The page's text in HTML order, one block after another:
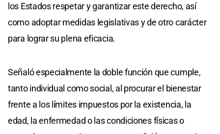
los Estados respetar y garantizar este derecho, así
como adoptar medidas legislativas y de otro carácter
para lograr su plena eficacia.
Señaló especialmente la doble función que cumple,
tanto individual como social, al procurar el bienestar
frente a los límites impuestos por la existencia, la
edad, la enfermedad o las condiciones físicas o